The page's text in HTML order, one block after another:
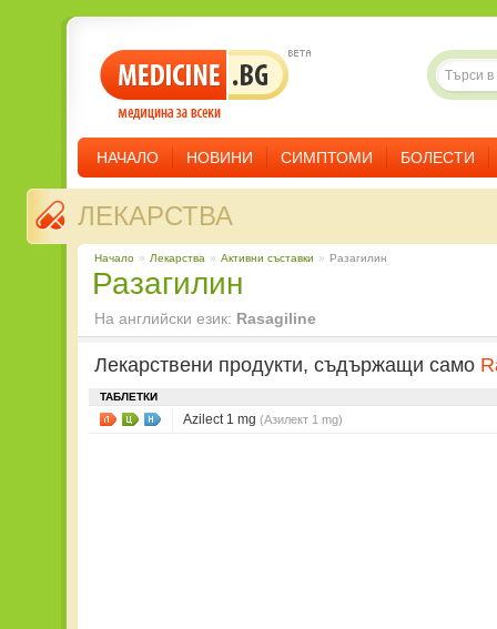
НАЧАЛО НОВИНИ СИМПТОМИ БОЛЕСТИ
ЛЕКАРСТВА
Начало » Лекарства » Aктивни съставки » Разагилин
Разагилин
На английски език: Rasagiline
Лекарствени продукти, съдържащи само
ТАБЛЕТКИ
Azilect 1 mg (Азилект 1 mg)